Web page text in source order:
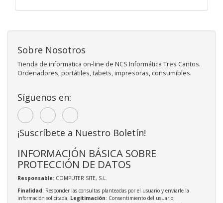
Sobre Nosotros
Tienda de informatica on-line de NCS Informática Tres Cantos.
Ordenadores, portátiles, tabets, impresoras, consumibles.
Síguenos en:
¡Suscríbete a Nuestro Boletín!
INFORMACIÓN BÁSICA SOBRE
PROTECCIÓN DE DATOS
Responsable: COMPUTER SITE, S.L.
Finalidad: Responder las consultas planteadas por el usuario y enviarle la
información solicitada; Legitimación: Consentimiento del usuario;